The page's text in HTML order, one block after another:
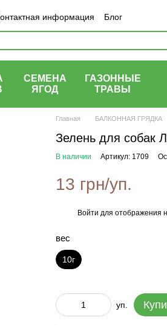
информация Блог
СЕМЕНА
ЯГОД
ГАЗОННЫЕ
ТРАВЫ
Главная БАЛКОННАЯ ГРЯДКА
Зелень для собак
В наличии Артикул: 1709
13 грн/уп.
Войти для отображения
вес
10г
уп.